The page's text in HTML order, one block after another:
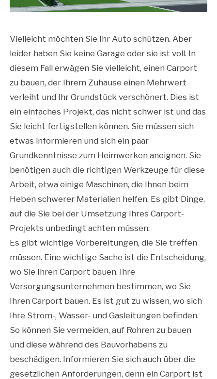
Vielleicht möchten Sie Ihr Auto schützen. Aber
leider haben Sie keine Garage oder sie ist voll. In
diesem Fall erwägen Sie vielleicht, einen Carport
zu bauen, der Ihrem Zuhause einen Mehrwert
verleiht und Ihr Grundstück verschönert. Dies ist
ein einfaches Projekt, das nicht schwer ist und das
Sie leicht fertigstellen können. Sie müssen sich
etwas informieren und sich ein paar
Grundkenntnisse zum Heimwerken aneignen. Sie
benötigen auch die richtigen Werkzeuge für diese
Arbeit, etwa einige Maschinen, die Ihnen beim
Heben schwerer Materialien helfen. Es gibt Dinge,
auf die Sie bei der Umsetzung Ihres Carport-
Projekts unbedingt achten müssen.
Es gibt wichtige Vorbereitungen, die Sie treffen
müssen. Eine wichtige Sache ist die Entscheidung,
wo Sie Ihren Carport bauen. Ihre
Versorgungsunternehmen bestimmen, wo Sie
Ihren Carport bauen. Es ist gut zu wissen, wo sich
Ihre Strom-, Wasser- und Gasleitungen befinden.
So können Sie vermeiden, auf Rohren zu bauen
und diese während des Bauvorhabens zu
beschädigen. Informieren Sie sich auch über die
gesetzlichen Anforderungen, denn ein Carport ist